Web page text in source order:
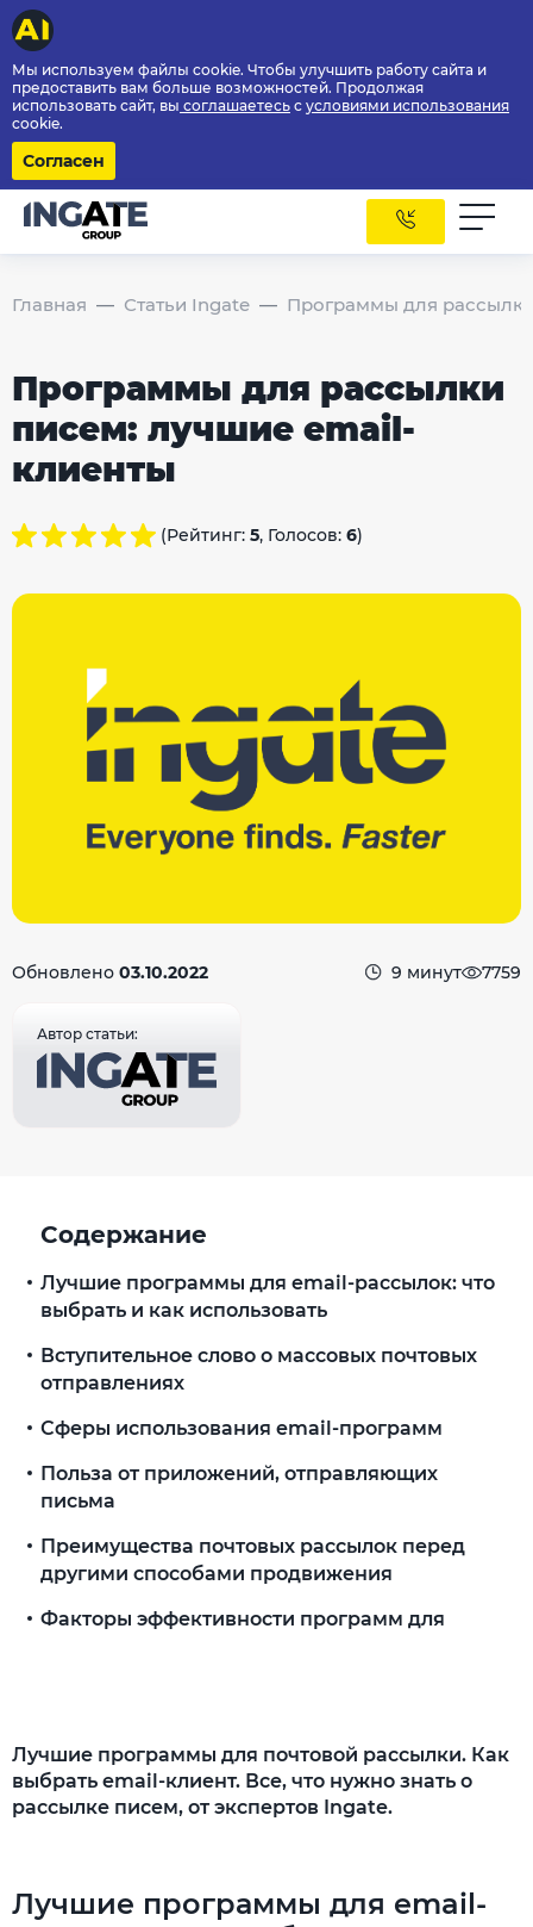
Мы используем файлы cookie. Чтобы улучшить работу сайта и
предоставить вам больше возможностей. Продолжая
использовать сайт, вы соглашаетесь с условиями использования
cookie.
Согласен
Главная Статьи Ingate Программы для
Программы для рассылки
писем: лучшие email-
клиенты
(Рейтинг: 5, Голосов: 6)
Обновлено 03.10.2022 9 минут 7759
Автор статьи:
Лучшие программы для почтовой рассылки. Как
выбрать email-клиент. Все, что нужно знать о
рассылке писем, от экспертов Ingate.
Лучшие программы для email-
Содержание
Лучшие программы для email-рассылок: что
выбрать и как использовать
Вступительное слово о массовых почтовых
отправлениях
Сферы использования email-программ
Польза от приложений, отправляющих
письма
Преимущества почтовых рассылок перед
другими способами продвижения
Факторы эффективности программ для
Создаётся клиентская база
Отсеивается незаинтересованная